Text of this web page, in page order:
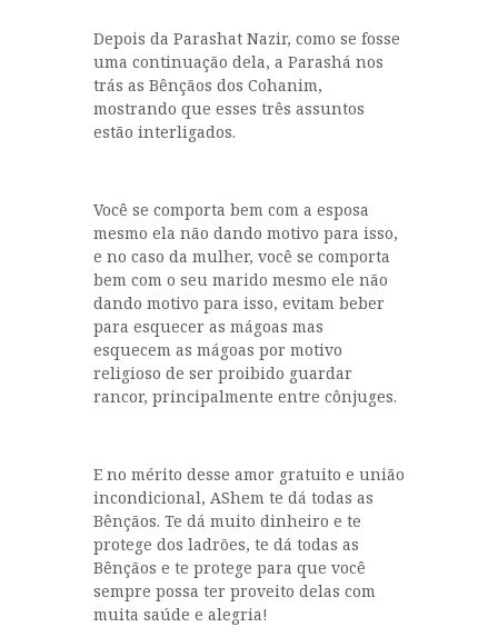
Depois da Parashat Nazir, como se fosse
uma continuação dela, a Parashá nos
trás as Bênçãos dos Cohanim,
mostrando que esses três assuntos
estão interligados.
Você se comporta bem com a esposa
mesmo ela não dando motivo para isso,
e no caso da mulher, você se comporta
bem com o seu marido mesmo ele não
dando motivo para isso, evitam beber
para esquecer as mágoas mas
esquecem as mágoas por motivo
religioso de ser proibido guardar
rancor, principalmente entre cônjuges.
E no mérito desse amor gratuito e união
incondicional, AShem te dá todas as
Bênçãos. Te dá muito dinheiro e te
protege dos ladrões, te dá todas as
Bênçãos e te protege para que você
sempre possa ter proveito delas com
muita saúde e alegria!